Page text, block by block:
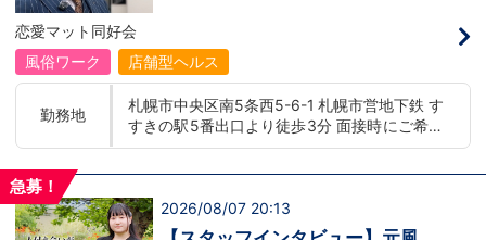
タビュー。入社して2年経ちぐんぐん成長
している彼が、なぜこの業界に飛び込み、
挑戦し続けているのか——。その裏側を本
人がリアルに語ってくれています。 「職
場の雰囲気って実際どうなの？」「どんな
動画で木崎さんの熱量とストーリーを感じ
↓ https://youtu.be/yTFiQfuE9xI
恋愛マット同好会
風俗ワーク
店舗型ヘルス
勤務地
札幌市中央区南5条西5-6-1 札幌市営地下鉄 す
すきの駅5番出口より徒歩3分 面接時にご希望
の勤務地をお伺いし、配属店舗を決定いたし
鉄南北線すすきの駅 ■横浜エリア：神奈川県
横浜市中区 ・京急線黄金町駅、日ノ出町駅 ・
急募！
2026/08/07 20:13